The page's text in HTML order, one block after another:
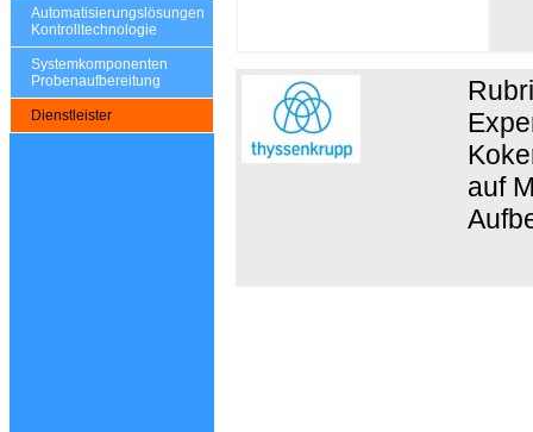
Automatisierungslösungen
Kontrolltechnologie
Systemkomponenten
Probenaufbereitung
Dienstleister
auf